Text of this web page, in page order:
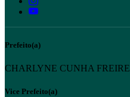
Prefeito(a)
CHARLYNE CUNHA FREIRE
Vice Prefeito(a)